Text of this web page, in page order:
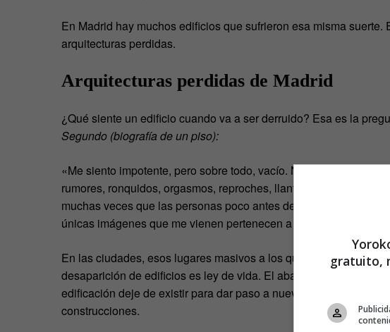
En Madrid hay muchos edificios que sufrieron esa misma
arquitecturas perdidas.
Arquitecturas perdidas de Madrid
¿Qué siente un edificio cuando va a ser derruido? Esa es la
Segundo (biografía de un piso):
«Me siento impotente, pero sobre todo, vacío. No me queda
rumores, ronquidos, orgasmos, reproches, llantos y risas que
muchas veces que las personas poco antes de morir ven pasar
únicas imágenes que me vienen pertenecen a todos aquellos que
En las ciudades, esos lugares masivos a los que no se llega
desaparición de edificios es ley de vida. El abandono, la
edificación deje de existir para dar paso a nuevas
construcciones.
gratuito,